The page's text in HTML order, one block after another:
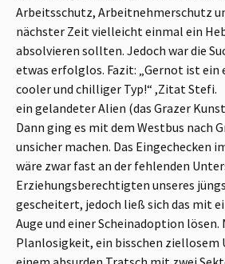
Arbeitsschutz, Arbeitnehmerschutz
nächster Zeit vielleicht einmal ein
absolvieren sollten. Jedoch war die
etwas erfolglos. Fazit: „Gernot ist ein
cooler und chilliger Typ!“ ,Zitat Stefi.
ein gelandeter Alien (das Grazer
Dann ging es mit dem Westbus nach
unsicher machen. Das Eingechecken
wäre zwar fast an der fehlenden
Erziehungsberechtigten unseres
gescheitert, jedoch ließ sich das mit
Auge und einer Scheinadoption
Planlosigkeit, ein bisschen ziellosem